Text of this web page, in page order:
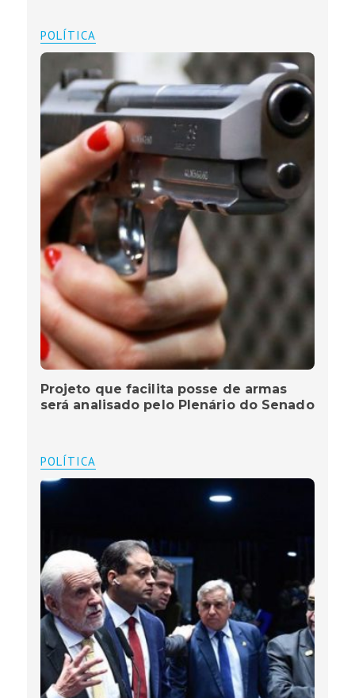
POLÍTICA
Projeto que facilita posse de armas
será analisado pelo Plenário do Senado
POLÍTICA